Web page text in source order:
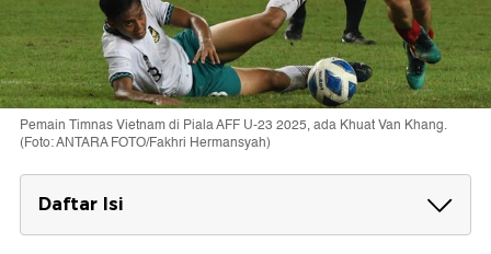
Pemain Timnas Vietnam di Piala AFF U-23 2025, ada Khuat Van Khang.
(Foto: ANTARA FOTO/Fakhri Hermansyah)
Daftar Isi
Skuad Vietnam untuk Piala AFF U-23 2025